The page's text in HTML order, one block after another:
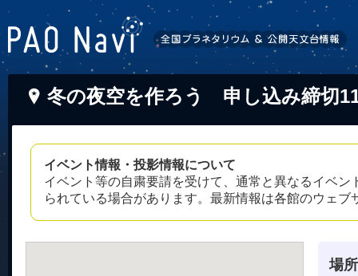
冬の夜空を作ろう 申し込み締切
イベント情報・投影情報について
イベント等の自粛要請を受けて、通常と異なるイベ
られている場合があります。最新情報は各館のウェ
場所